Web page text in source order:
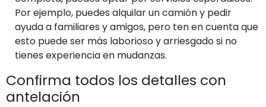
Por ejemplo, puedes alquilar un camión y pedir
ayuda a familiares y amigos, pero ten en cuenta que
esto puede ser más laborioso y arriesgado si no
tienes experiencia en mudanzas.
Confirma todos los detalles con
antelación